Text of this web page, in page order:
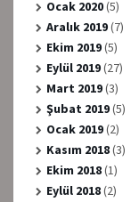
Ocak 2020(5)
Aralık 2019(7)
Ekim 2019(5)
Eylül 2019(27)
Mart 2019(3)
Şubat 2019(5)
Ocak 2019(2)
Kasım 2018(3)
Ekim 2018(1)
Eylül 2018(2)